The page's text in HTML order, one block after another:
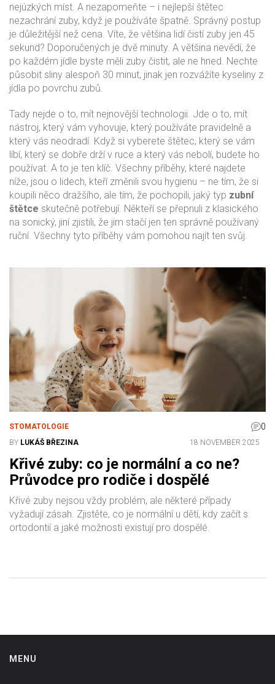
nejúzkých míst. A nezapomeňte – i nejlepší štětec
nezachrání zuby, když je používáte špatně. Správný postup
je důležitější než cena. Víte, že většina lidí čistí zuby jen 45
sekund? Doporučených je dvě minuty. A většina nevědí, že
po každém jídle byste měli zuby čistit, ale ne hned. Nechte
působit sliny alespoň 30 minut, jinak jen rozvážíte kyseliny z
jídla po povrchu zubů.
Tady nejde o to, mít nejnovější technologii. Jde o to, mít
nástroj, který vám vyhovuje, který používáte pravidelně a
který vás neodradí. Když si vyberete štětec, který se vám
líbí, který se dobře drží v ruce a který vás nebolí, budete ho
používat. A to je ten klíč. Všechny příběhy, které najdete
níže, jsou o lidech, kteří změnili svou hygienu – ne tím, že si
koupili něco dražšího, ale tím, že pochopili, jaký typ zubní
štětce skutečně potřebují. Někteří se přepnuli z klasického
na sonický, jiní zjistili, že jim stačí jen ten správně používaný
ruční. Všechny tyto příběhy vám pomohou najít ten svůj.
STOMATOLOGIE 0
BY LUKÁŠ BŘEZINA 18 NOVEMBER 2025
Křivé zuby: co je normální a co ne?
Průvodce pro rodiče i dospělé
Křivé zuby nejsou vždy problém, ale některé případy
vyžadují zásah. Zjistěte, co je normální u dětí, kdy začít s
ortodontií a jaké možnosti existují pro dospělé.
MENU